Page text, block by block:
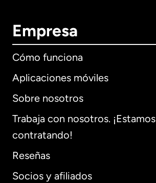
Empresa
Cómo funciona
Aplicaciones móviles
Sobre nosotros
Trabaja con nosotros. ¡Estamos
contratando!
Reseñas
Socios y afiliados